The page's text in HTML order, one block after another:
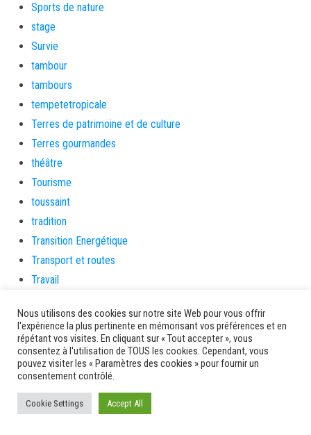
Sports de nature
stage
Survie
tambour
tambours
tempetetropicale
Terres de patrimoine et de culture
Terres gourmandes
théâtre
Tourisme
toussaint
tradition
Transition Energétique
Transport et routes
Travail
Travaux THD
travaux utiles
TSUNAMI
TZCLD
uncategorized
Venir en Martinique
Nous utilisons des cookies sur notre site Web pour vous offrir
l'expérience la plus pertinente en mémorisant vos préférences et en
répétant vos visites. En cliquant sur « Tout accepter », vous
consentez à l'utilisation de TOUS les cookies. Cependant, vous
pouvez visiter les « Paramètres des cookies » pour fournir un
consentement contrôlé.
Cookie Settings Accept All